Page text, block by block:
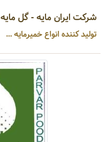
شرکت ایران مایه - گل مایه
تولید کننده انواع خمیرمایه ...